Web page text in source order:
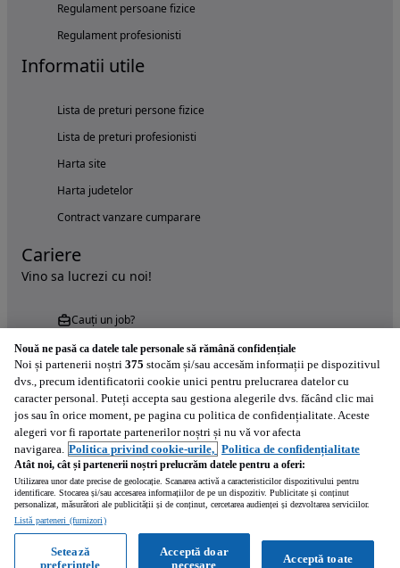
Regulament persoane fizice
Regulament profesionisti
Informatii utile
Lista de preturi persone fizice
Lista de preturi profesionisti
Harta site
Harta judetelor
Contract vanzare cumparare
Cariere
Vino sa lucrezi cu noi!
Cauți un job?
Încearcă acum aplicația Autovit.ro
Nouă ne pasă ca datele tale personale să rămână confidențiale
Noi și partenerii noștri 375 stocăm și/sau accesăm informații pe dispozitivul
dvs., precum identificatorii cookie unici pentru prelucrarea datelor cu
caracter personal. Puteți accepta sau gestiona alegerile dvs. făcând clic mai
jos sau în orice moment, pe pagina cu politica de confidențialitate. Aceste
alegeri vor fi raportate partenerilor noștri și nu vă vor afecta
navigarea. Politica privind cookie-urile, Politica de confidențialitate
Atât noi, cât și partenerii noștri prelucrăm datele pentru a oferi:
Utilizarea unor date precise de geolocație. Scanarea activă a caracteristicilor dispozitivului pentru
identificare. Stocarea și/sau accesarea informațiilor de pe un dispozitiv. Publicitate și conținut
personalizat, măsurători ale publicității și de conținut, cercetarea audienței și dezvoltarea serviciilor.
Listă parteneri (furnizori)
Acceptă toate
Acceptă doar
necesare
Setează
preferințele